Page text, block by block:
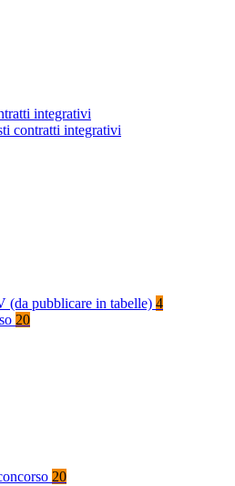
integrativi
contratti integrativi
(da pubblicare in tabelle) 4
20
20